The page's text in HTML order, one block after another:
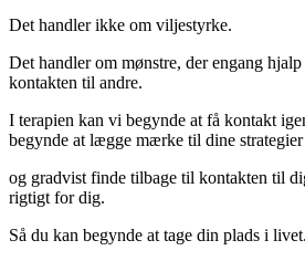
Det handler ikke om viljestyrke.
Det handler om mønstre, der engang
kontakten til andre.
I terapien kan vi begynde at få kontakt
begynde at lægge mærke til dine
og gradvist finde tilbage til kontakten til
rigtigt for dig.
Så du kan begynde at tage din plads i livet.